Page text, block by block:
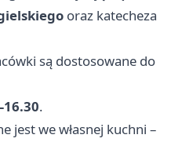
oraz katecheza
są dostosowane do
.
jest we własnej kuchni –